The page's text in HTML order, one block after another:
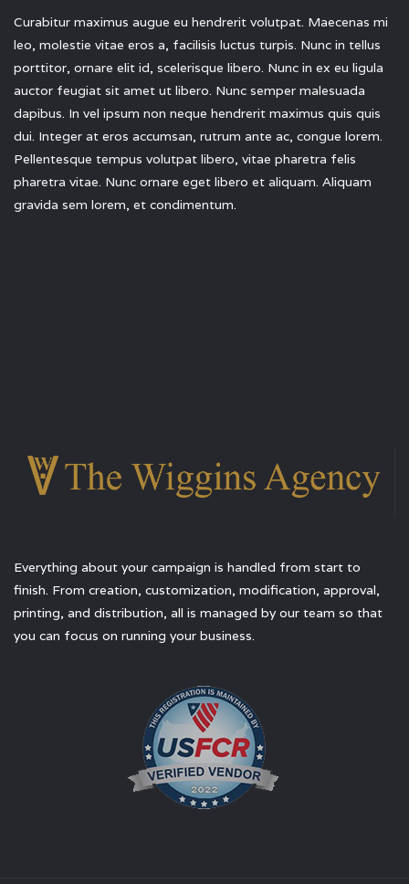
Curabitur maximus augue eu hendrerit volutpat. Maecenas mi
leo, molestie vitae eros a, facilisis luctus turpis. Nunc in tellus
porttitor, ornare elit id, scelerisque libero. Nunc in ex eu ligula
auctor feugiat sit amet ut libero. Nunc semper malesuada
dapibus. In vel ipsum non neque hendrerit maximus quis quis
dui. Integer at eros accumsan, rutrum ante ac, congue lorem.
Pellentesque tempus volutpat libero, vitae pharetra felis
pharetra vitae. Nunc ornare eget libero et aliquam. Aliquam
gravida sem lorem, et condimentum.
Everything about your campaign is handled from start to
finish. From creation, customization, modification, approval,
printing, and distribution, all is managed by our team so that
you can focus on running your business.